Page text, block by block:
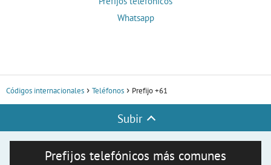
Whatsapp
Códigos internacionales Teléfonos Prefijo +61
Subir
Prefijos telefónicos más comunes